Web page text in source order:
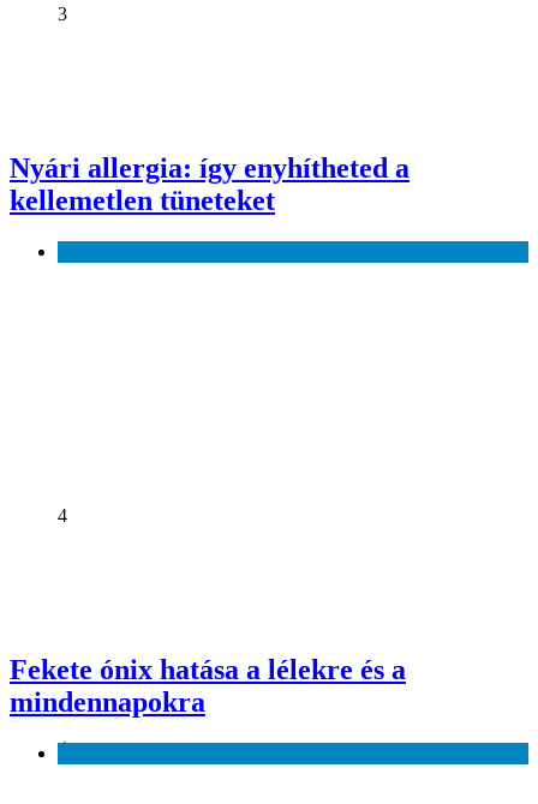
3
Nyári allergia: így enyhítheted a
kellemetlen tüneteket
4
Fekete ónix hatása a lélekre és a
mindennapokra